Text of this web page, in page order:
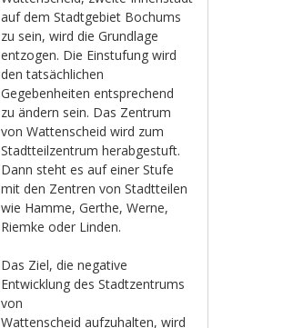
auf dem Stadtgebiet Bochums
zu sein, wird die Grundlage
entzogen. Die Einstufung wird
den tatsächlichen
Gegebenheiten entsprechend
zu ändern sein. Das Zentrum
von Wattenscheid wird zum
Stadtteilzentrum herabgestuft.
Dann steht es auf einer Stufe
mit den Zentren von Stadtteilen
wie Hamme, Gerthe, Werne,
Riemke oder Linden.
Das Ziel, die negative
Entwicklung des Stadtzentrums
von
Wattenscheid aufzuhalten, wird